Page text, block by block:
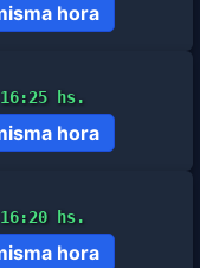
hora
16:25 hs.
hora
16:20 hs.
hora